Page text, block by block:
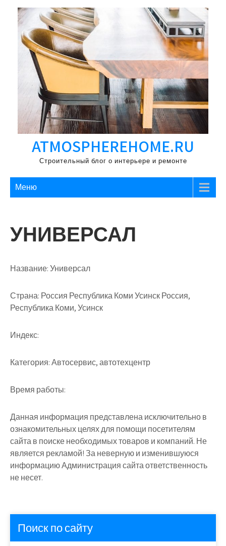
Перейти
содержимому
ATMOSPHEREHOME.RU
Строительный блог о интерьере и ремонте
Меню
УНИВЕРСАЛ
Название:Универсал
Страна: Россия Республика Коми Усинск Россия,
Республика Коми, Усинск
Индекс:
Категория:Автосервис, автотехцентр
Время работы:
Данная информация представлена исключительно в
ознакомительных целях для помощи посетителям
сайта в поиске необходимых товаров и компаний. Не
является рекламой! За неверную и изменившуюся
информацию Администрация сайта ответственность
не несет.
Поиск по сайту